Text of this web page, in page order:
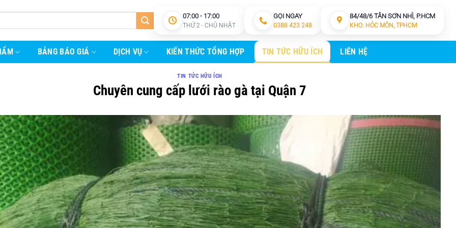
07:00 - 17:00
THỨ 2 - CHỦ NHẬT
GỌI NGAY
0388 423 248
84/48/6 TÂN SƠN NHÌ, P.HCM
KHO: HÓC MÔN, TPHCM
BẢNG BÁO GIÁ DỊCH VỤ KIẾN THỨC TỔNG HỢP TIN TỨC HỮU ÍCH LIÊN HỆ
TIN TỨC HỮU ÍCH
Chuyên cung cấp lưới rào gà tại Quận 7